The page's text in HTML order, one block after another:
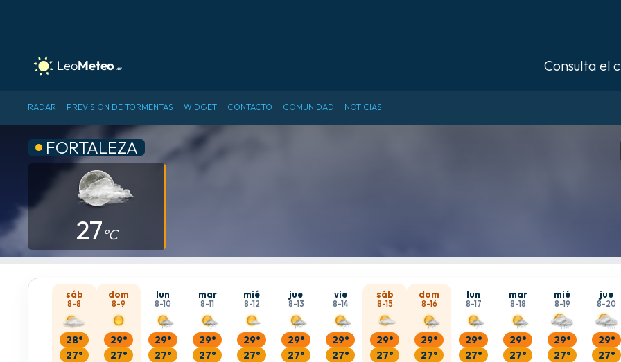
Consulta el
RADAR PREVISIÓN DE TORMENTAS WIDGET CONTACTO COMUNIDAD NOTICIAS
FORTALEZA
27°C
sáb
8-8
28°
27°
dom
8-9
29°
27°
lun
8-10
29°
27°
mar
8-11
29°
27°
mié
8-12
29°
27°
jue
8-13
29°
27°
vie
8-14
29°
27°
sáb
8-15
29°
27°
dom
8-16
29°
27°
lun
8-17
29°
27°
mar
8-18
29°
27°
mié
8-19
29°
27°
jue
8-20
29°
27°